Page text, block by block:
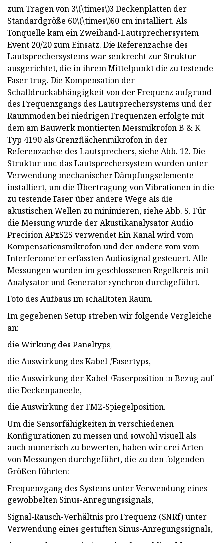
zum Tragen von 3\(\times\)3 Deckenplatten der
Standardgröße 60\(\times\)60 cm installiert. Als
Tonquelle kam ein Zweiband-Lautsprechersystem
Event 20/20 zum Einsatz. Die Referenzachse des
Lautsprechersystems war senkrecht zur Struktur
ausgerichtet, die in ihrem Mittelpunkt die zu testende
Faser trug. Die Kompensation der
Schalldruckabhängigkeit von der Frequenz aufgrund
des Frequenzgangs des Lautsprechersystems und der
Raummoden bei niedrigen Frequenzen erfolgte mit
dem am Bauwerk montierten Messmikrofon B & K
Typ 4190 als Grenzflächenmikrofon in der
Referenzachse des Lautsprechers, siehe Abb. 12. Die
Struktur und das Lautsprechersystem wurden unter
Verwendung mechanischer Dämpfungselemente
installiert, um die Übertragung von Vibrationen in die
zu testende Faser über andere Wege als die
akustischen Wellen zu minimieren, siehe Abb. 5. Für
die Messung wurde der Akustikanalysator Audio
Precision APx525 verwendet Ein Kanal wird vom
Kompensationsmikrofon und der andere vom vom
Interferometer erfassten Audiosignal gesteuert. Alle
Messungen wurden im geschlossenen Regelkreis mit
Analysator und Generator synchron durchgeführt.
Foto des Aufbaus im schalltoten Raum.
Im gegebenen Setup streben wir folgende Vergleiche
an:
die Wirkung des Paneltyps,
die Auswirkung des Kabel-/Fasertyps,
die Auswirkung der Kabel-/Faserposition in Bezug auf
die Deckenpaneele,
die Auswirkung der FM2-Spiegelposition.
Um die Sensorfähigkeiten in verschiedenen
Konfigurationen zu messen und sowohl visuell als
auch numerisch zu bewerten, haben wir drei Arten
von Messungen durchgeführt, die zu den folgenden
Größen führten:
Frequenzgang des Systems unter Verwendung eines
gewobbelten Sinus-Anregungssignals,
Signal-Rausch-Verhältnis pro Frequenz (SNRf) unter
Verwendung eines gestuften Sinus-Anregungssignals,